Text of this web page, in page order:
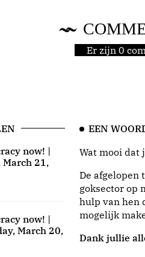
Er zijn 0
now! |
March 21,
now! |
March 20,
EEN
Wat mooi dat
De afgelopen
goksector op
hulp van hen
mogelijk
Dank jullie